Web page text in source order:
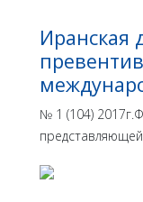
Иранская
№ 1 (104)